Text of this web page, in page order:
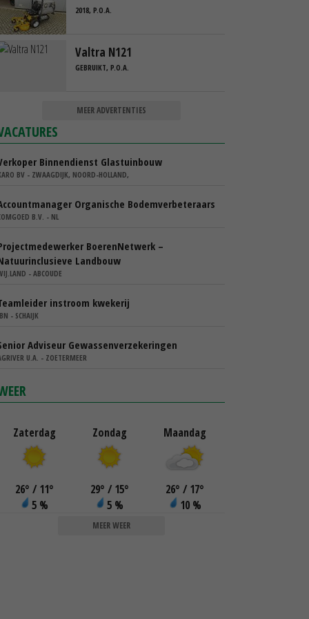
2018, P.O.A.
Valtra N121
GEBRUIKT, P.O.A.
MEER ADVERTENTIES
Binnendienst Glastuinbouw
BV - ZWAAGDIJK, NOORD-HOLLAND,
Organische Bodemverbeteraars
B.V. - NL
BoerenNetwerk –
Landbouw
- ABCOUDE
instroom kwekerij
- SCHAIJK
Adviseur Gewassenverzekeringen
U.A. - ZOETERMEER
Zaterdag
26° / 11°
5 %
Zondag
29° / 15°
5 %
Maandag
26° / 17°
10 %
MEER WEER